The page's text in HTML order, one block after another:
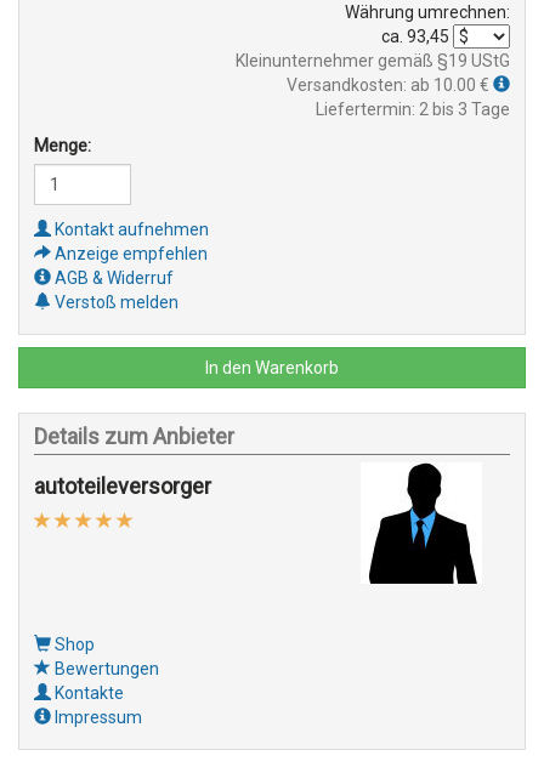
Währung umrechnen:
ca. 93,45
Kleinunternehmer gemäß §19 UStG
Versandkosten: ab 10.00 €
Liefertermin: 2 bis 3 Tage
Menge:
Kontakt aufnehmen
Anzeige empfehlen
AGB & Widerruf
Verstoß melden
In den Warenkorb
Details zum Anbieter
autoteileversorger
Shop
Bewertungen
Kontakte
Impressum